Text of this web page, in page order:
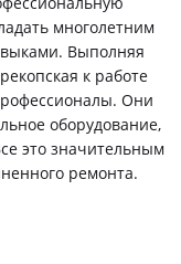
многолетним
Выполняя
к работе
Они
оборудование,
это значительным
ремонта.